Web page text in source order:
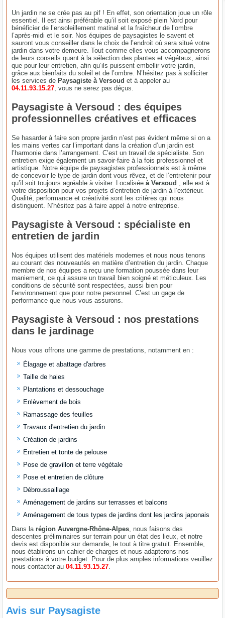
Un jardin ne se crée pas au pif ! En effet, son orientation joue un rôle
essentiel. Il est ainsi préférable qu’il soit exposé plein Nord pour
bénéficier de l’ensoleillement matinal et la fraîcheur de l’ombre
l’après-midi et le soir. Nos équipes de paysagistes le savent et
sauront vous conseiller dans le choix de l’endroit où sera situé votre
jardin dans votre demeure. Tout comme elles vous accompagnerons
de leurs conseils quant à la sélection des plantes et végétaux, ainsi
que pour leur entretien, afin qu’ils puissent embellir votre jardin,
grâce aux bienfaits du soleil et de l’ombre. N’hésitez pas à solliciter
les services dePaysagiste à Versoudet à appeler au
04.11.93.15.27 , vous ne serez pas déçus.
Paysagiste à Versoud : des équipes
professionnelles créatives et efficaces
Se hasarder à faire son propre jardin n’est pas évident même si on a
les mains vertes car l’important dans la création d’un jardin est
l’harmonie dans l’arrangement. C’est un travail de spécialiste. Son
entretien exige également un savoir-faire à la fois professionnel et
artistique. Notre équipe de paysagistes professionnels est à même
de concevoir le type de jardin dont vous rêvez, et de l’entretenir pour
qu’il soit toujours agréable à visiter. Localiséeà Versoud
, elle est à
votre disposition pour vos projets d’entretien de jardin à l’extérieur.
Qualité, performance et créativité sont les critères qui nous
distinguent. N’hésitez pas à faire appel à notre entreprise.
Paysagiste à Versoud : spécialiste en
entretien de jardin
Nos équipes utilisent des matériels modernes et nous nous tenons
au courant des nouveautés en matière d’entretien du jardin. Chaque
membre de nos équipes a reçu une formation poussée dans leur
maniement, ce qui assure un travail bien soigné et méticuleux. Les
conditions de sécurité sont respectées, aussi bien pour
l’environnement que pour notre personnel. C’est un gage de
performance que nous vous assurons.
Paysagiste à Versoud : nos prestations
dans le jardinage
Nous vous offrons une gamme de prestations, notamment en :
Élagage et abattage d'arbres
Taille de haies
Plantations et dessouchage
Enlèvement de bois
Ramassage des feuilles
Travaux d'entretien du jardin
Création de jardins
Entretien et tonte de pelouse
Pose de gravillon et terre végétale
Pose et entretien de clôture
Débroussaillage
Aménagement de jardins sur terrasses et balcons
Aménagement de tous types de jardins dont les jardins japonais
Dans la région Auvergne-Rhône-Alpes , nous faisons des
descentes préliminaires sur terrain pour un état des lieux, et notre
devis est disponible sur demande, le tout à titre gratuit. Ensemble,
nous établirons un cahier de charges et nous adapterons nos
prestations à votre budget. Pour de plus amples informations veuillez
nous contacter au04.11.93.15.27
Avis sur Paysagiste